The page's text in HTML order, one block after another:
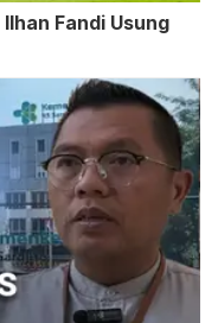
Fandi Usung